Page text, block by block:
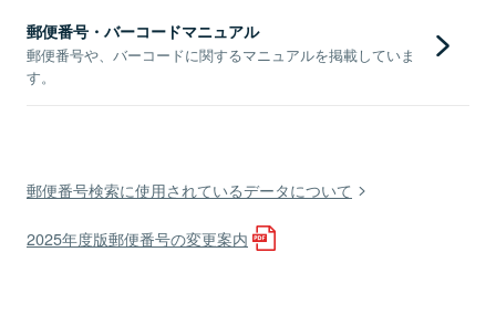
郵便番号・バーコードマニュアル
郵便番号や、バーコードに関するマニュアルを掲載していま
す。
郵便番号検索に使用されているデータについて
2025年度版郵便番号の変更案内